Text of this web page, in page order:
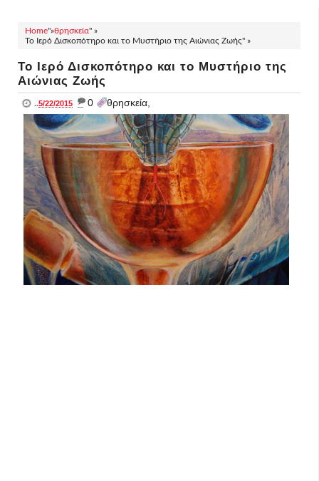
Home"»θρησκεία" »
Το Ιερό Δισκοπότηρο και το Μυστήριο της Αιώνιας Ζωής" »
Το Ιερό Δισκοπότηρο και το Μυστήριο της
Αιώνιας Ζωής
..5/22/2015 _ 0 θρησκεία,